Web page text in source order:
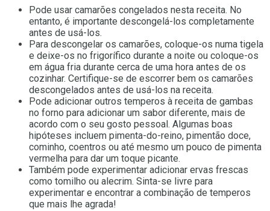
Pode usar camarões congelados nesta receita. No
entanto, é importante descongelá-los completamente
antes de usá-los.
Para descongelar os camarões, coloque-os numa tigela
e deixe-os no frigorífico durante a noite ou coloque-os
em água fria durante cerca de uma hora antes de os
cozinhar. Certifique-se de escorrer bem os camarões
descongelados antes de usá-los na receita.
Pode adicionar outros temperos à receita de gambas
no forno para adicionar um sabor diferente, mais de
acordo com o seu gosto pessoal. Algumas boas
hipóteses incluem pimenta-do-reino, pimentão doce,
cominho, coentros ou até mesmo um pouco de pimenta
vermelha para dar um toque picante.
Também pode experimentar adicionar ervas frescas
como tomilho ou alecrim. Sinta-se livre para
experimentar e encontrar a combinação de temperos
que mais lhe agrada!